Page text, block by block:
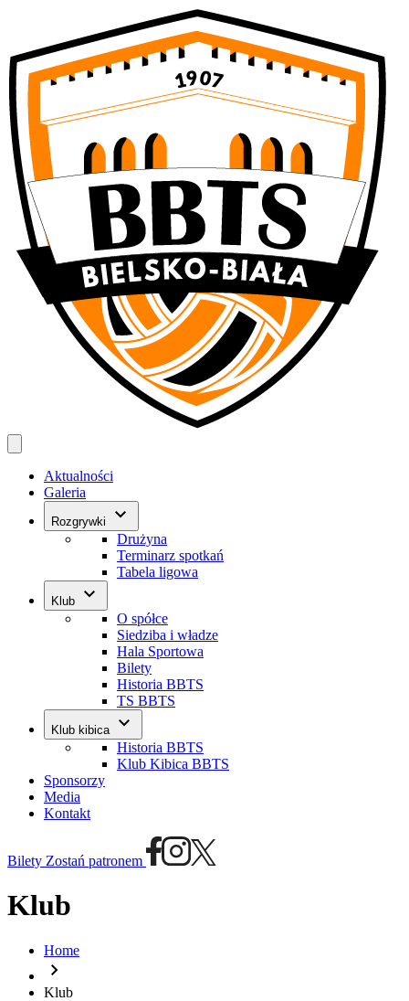
Aktualności
Galeria
Rozgrywki keyboard_arrow_down
Drużyna
Terminarz spotkań
Tabela ligowa
Klub keyboard_arrow_down
O spółce
Siedziba i władze
Hala Sportowa
Bilety
Historia BBTS
TS BBTS
Klub kibica keyboard_arrow_down
Historia BBTS
Klub Kibica BBTS
Sponsorzy
Media
Kontakt
Bilety Zostań patronem
Klub
Home
chevron_right
Klub